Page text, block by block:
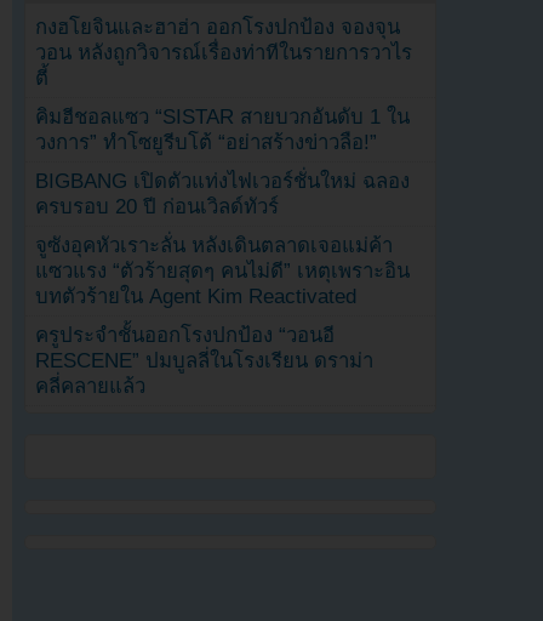
กงฮโยจินและฮาฮ่า ออกโรงปกป้อง จองจุน
วอน หลังถูกวิจารณ์เรื่องท่าทีในรายการวาไร
ตี้
คิมฮีชอลแซว “SISTAR สายบวกอันดับ 1 ใน
วงการ” ทำโซยูรีบโต้ “อย่าสร้างข่าวลือ!”
BIGBANG เปิดตัวแท่งไฟเวอร์ชั่นใหม่ ฉลอง
ครบรอบ 20 ปี ก่อนเวิลด์ทัวร์
จูซังอุคหัวเราะลั่น หลังเดินตลาดเจอแม่ค้า
แซวแรง “ตัวร้ายสุดๆ คนไม่ดี” เหตุเพราะอิน
บทตัวร้ายใน Agent Kim Reactivated
ครูประจำชั้นออกโรงปกป้อง “วอนอี
RESCENE” ปมบูลลี่ในโรงเรียน ดราม่า
คลี่คลายแล้ว